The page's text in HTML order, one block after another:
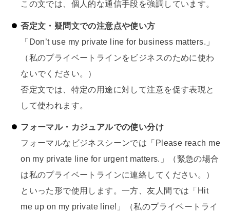
この文では、個人的な通信手段を強調しています。
否定文・疑問文での注意点や使い方
「Don’t use my private line for business matters.」
（私のプライベートラインをビジネスのために使わ
ないでください。）
否定文では、特定の用途に対して注意を促す表現と
して使われます。
フォーマル・カジュアルでの使い分け
フォーマルなビジネスシーンでは「Please reach me
on my private line for urgent matters.」（緊急の場合
は私のプライベートラインに連絡してください。）
といった形で使用します。一方、友人間では「Hit
me up on my private line!」（私のプライベートライ